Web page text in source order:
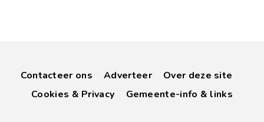
Contacteer ons Adverteer
Over deze site
Cookies & Privacy
Gemeente-info & links